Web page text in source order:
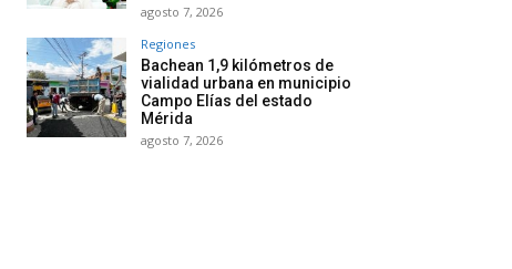
agosto 7, 2026
Regiones
Bachean 1,9 kilómetros de
vialidad urbana en municipio
Campo Elías del estado
Mérida
agosto 7, 2026